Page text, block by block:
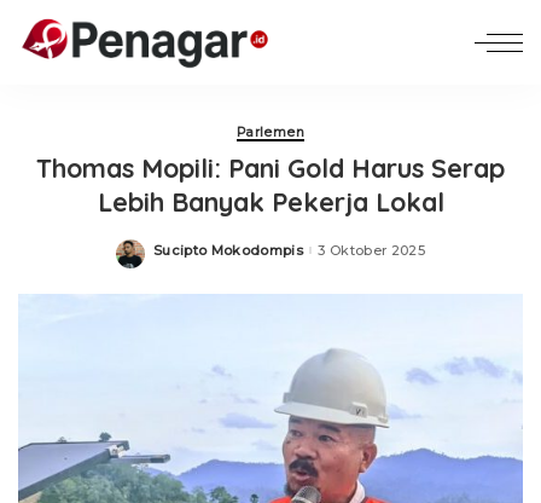
Parlemen
Thomas Mopili: Pani Gold Harus Serap
Lebih Banyak Pekerja Lokal
Posted
Sucipto Mokodompis 3 Oktober 2025